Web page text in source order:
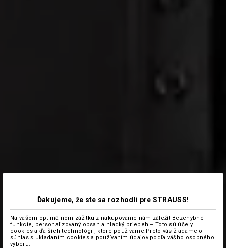
Ďakujeme, že ste sa rozhodli pre STRAUSS!
Na vašom optimálnom zážitku z nakupovanie nám záleží! Bezchybné
funkcie, personalizovaný obsah a hladký priebeh – Toto sú účely
cookies a ďalších technológií, ktoré používame.Preto vás žiadame o
súhlas s ukladaním cookies a používaním údajov podľa vášho osobného
výberu.